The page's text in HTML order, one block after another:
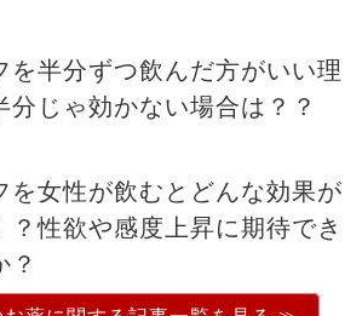
を半分ずつ飲んだ方がいい理
分じゃ効かない場合は？？
を女性が飲むとどんな効果が
？性欲や感度上昇に期待でき
？